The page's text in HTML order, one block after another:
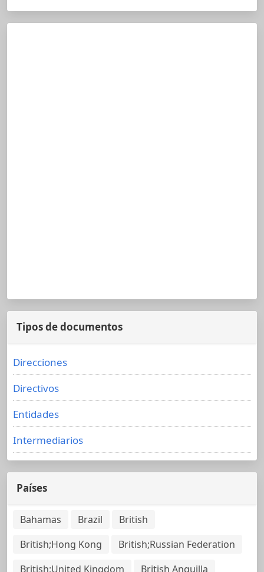
Tipos de documentos
Direcciones
Directivos
Entidades
Intermediarios
Países
Bahamas Brazil
British
British;Hong Kong
British;Russian Federation
British;United Kingdom
British Anguilla